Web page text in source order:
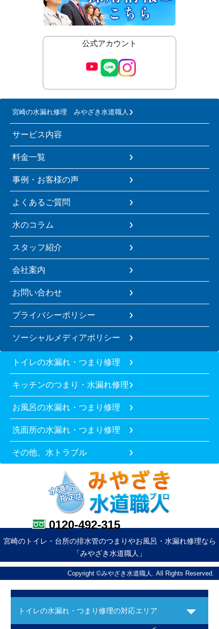
公式アカウント
宮崎の水漏れ修理 みやざき水道職人
サービス内容
料金一覧
事例・お客様の声
よくあるご質問
水のコラム
スタッフ紹介
会社案内
お問い合わせ
プライバシーポリシー
ソーシャルメディアポリシー
トイレの水漏れ・つまり修理
キッチンのつまり・水漏れ修理
お風呂の水漏れ・つまり修理
洗面所の水漏れ・つまり修理
その他、水トラブル
0120-492-315
宮崎のトイレ・台所の排水管のつまりやお風呂・水漏れ修理なら
「みやざき水道職人」
Copyright ©みやざき水道職人. All Rights Reserved.
トイレの水漏れ・つまり修理の対応エリア